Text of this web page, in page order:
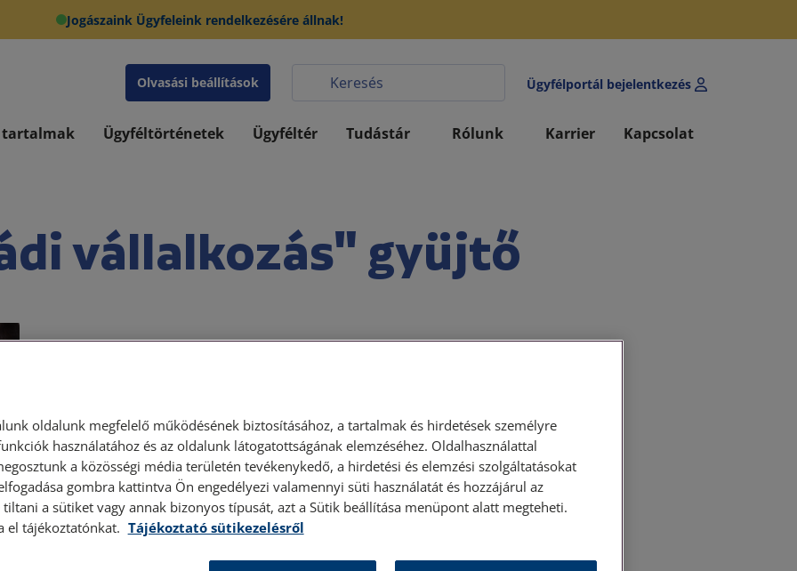
Jogászaink Ügyfeleink rendelkezésére állnak!
Olvasási beállítások Ügyfélportál bejelentkezés
tartalmak Ügyféltörténetek Ügyféltér Tudástár Rólunk Karrier Kapcsolat
vállalkozás" gyüjtő
ügyfélfogadás
oldalunk megfelelő működésének biztosításához, a tartalmak és hirdetések személyre
használatához és az oldalunk látogatottságának elemzéséhez. Oldalhasználattal
a közösségi média területén tevékenykedő, a hirdetési és elemzési szolgáltatásokat
gombra kattintva Ön engedélyezi valamennyi süti használatát és hozzájárul az
tiltani a sütiket vagy annak bizonyos típusát, azt a Sütik beállítása menüpont alatt megteheti.
el tájékoztatónkat. Tájékoztató sütikezelésről